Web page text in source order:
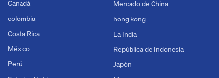
Canadá
colombia
Costa Rica
México
Perú
Mercado de China
hong kong
La India
República de Indonesia
Japón